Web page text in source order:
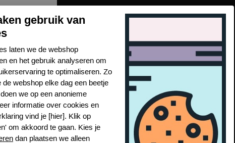
gebruik van
laten we de webshop
en het gebruik analyseren om
te optimaliseren. Zo
de webshop elke dag een beetje
we op een anonieme
informatie over cookies en
vind je [hier]. Klik op
om akkoord te gaan. Kies je
dan plaatsen we alleen